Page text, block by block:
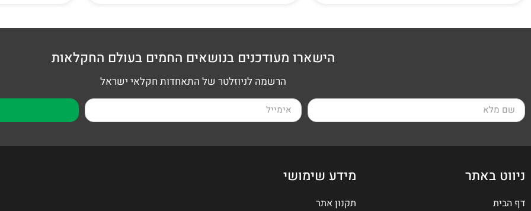
הישארו מעודכנים בנושאים החמים בעולם החקלאות
הרשמה לניוזלטר של התאחדות חקלאי ישראל
ניווט באתר
דף הבית
מידע שימושי
תקנון אתר